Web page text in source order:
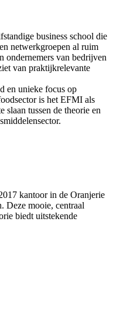
business school die
netwerkgroepen al ruim
ondernemers van bedrijven
van praktijkrelevante
en unieke focus op
is het EFMI als
slaan tussen de theorie en
kantoor in de Oranjerie
Deze mooie, centraal
biedt uitstekende